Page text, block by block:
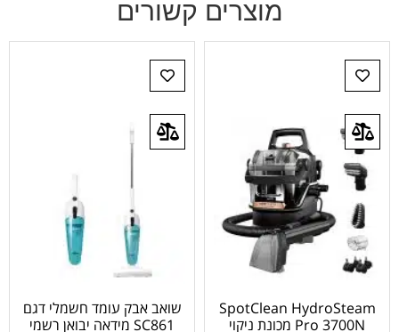
מוצרים קשורים
SpotClean HydroSteam
Pro 3700N מכונת ניקוי
שואב אבק עומד חשמלי דגם
SC861 מידאה יבואן רשמי